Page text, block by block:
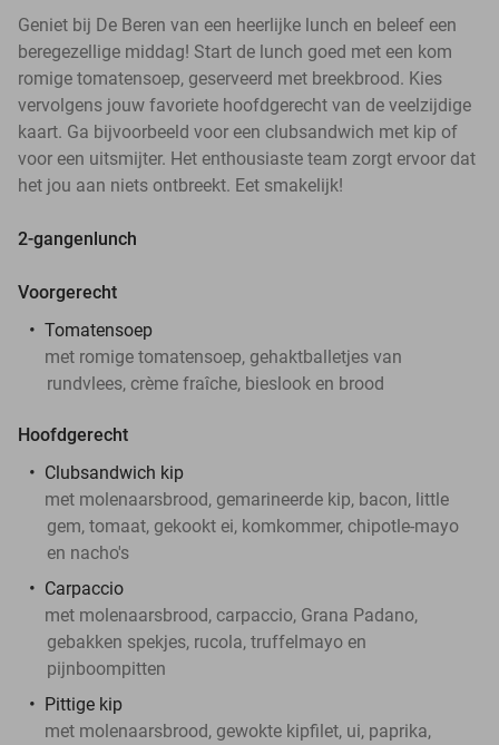
Geniet bij De Beren van een heerlijke lunch en beleef een
beregezellige middag! Start de lunch goed met een kom
romige tomatensoep, geserveerd met breekbrood. Kies
vervolgens jouw favoriete hoofdgerecht van de veelzijdige
kaart. Ga bijvoorbeeld voor een clubsandwich met kip of
voor een uitsmijter. Het enthousiaste team zorgt ervoor dat
het jou aan niets ontbreekt. Eet smakelijk!
2-gangenlunch
Voorgerecht
Tomatensoep
met romige tomatensoep, gehaktballetjes van
rundvlees, crème fraîche, bieslook en brood
Hoofdgerecht
Clubsandwich kip
met molenaarsbrood, gemarineerde kip, bacon, little
gem, tomaat, gekookt ei, komkommer, chipotle-mayo
en nacho's
Carpaccio
met molenaarsbrood, carpaccio, Grana Padano,
gebakken spekjes, rucola, truffelmayo en
pijnboompitten
Pittige kip
met molenaarsbrood, gewokte kipfilet, ui, paprika,